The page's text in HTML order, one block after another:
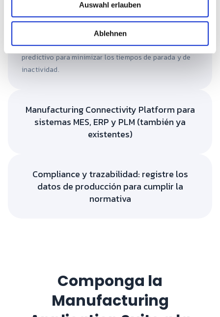
Auswahl erlauben
Ablehnen
Producción eficiente
Planificación, ejecución y monitorización de las
órdenes de producción en la planta. Mantenimiento
predictivo para minimizar los tiempos de parada y de
inactividad.
Manufacturing Connectivity Platform para
sistemas MES, ERP y PLM (también ya
existentes)
Compliance y trazabilidad: registre los
datos de producción para cumplir la
normativa
Componga la
Manufacturing